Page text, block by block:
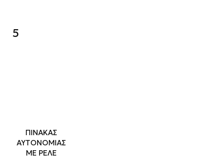
5
ΠΙΝΑΚΑΣ
ΑΥΤΟΝΟΜΙΑΣ
ΜΕ ΡΕΛΕ